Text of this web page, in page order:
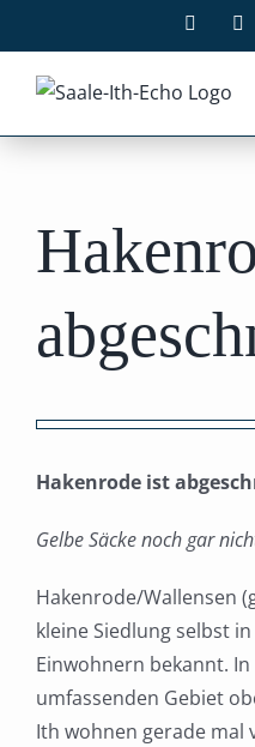
Inhalt
springen
grösseres
Hakenrode ist
Gelbe Säcke noch gar
Hakenrode/Wallensen
kleine Siedlung selbst
Einwohnern bekannt.
umfassenden Gebiet
Ith wohnen gerade mal